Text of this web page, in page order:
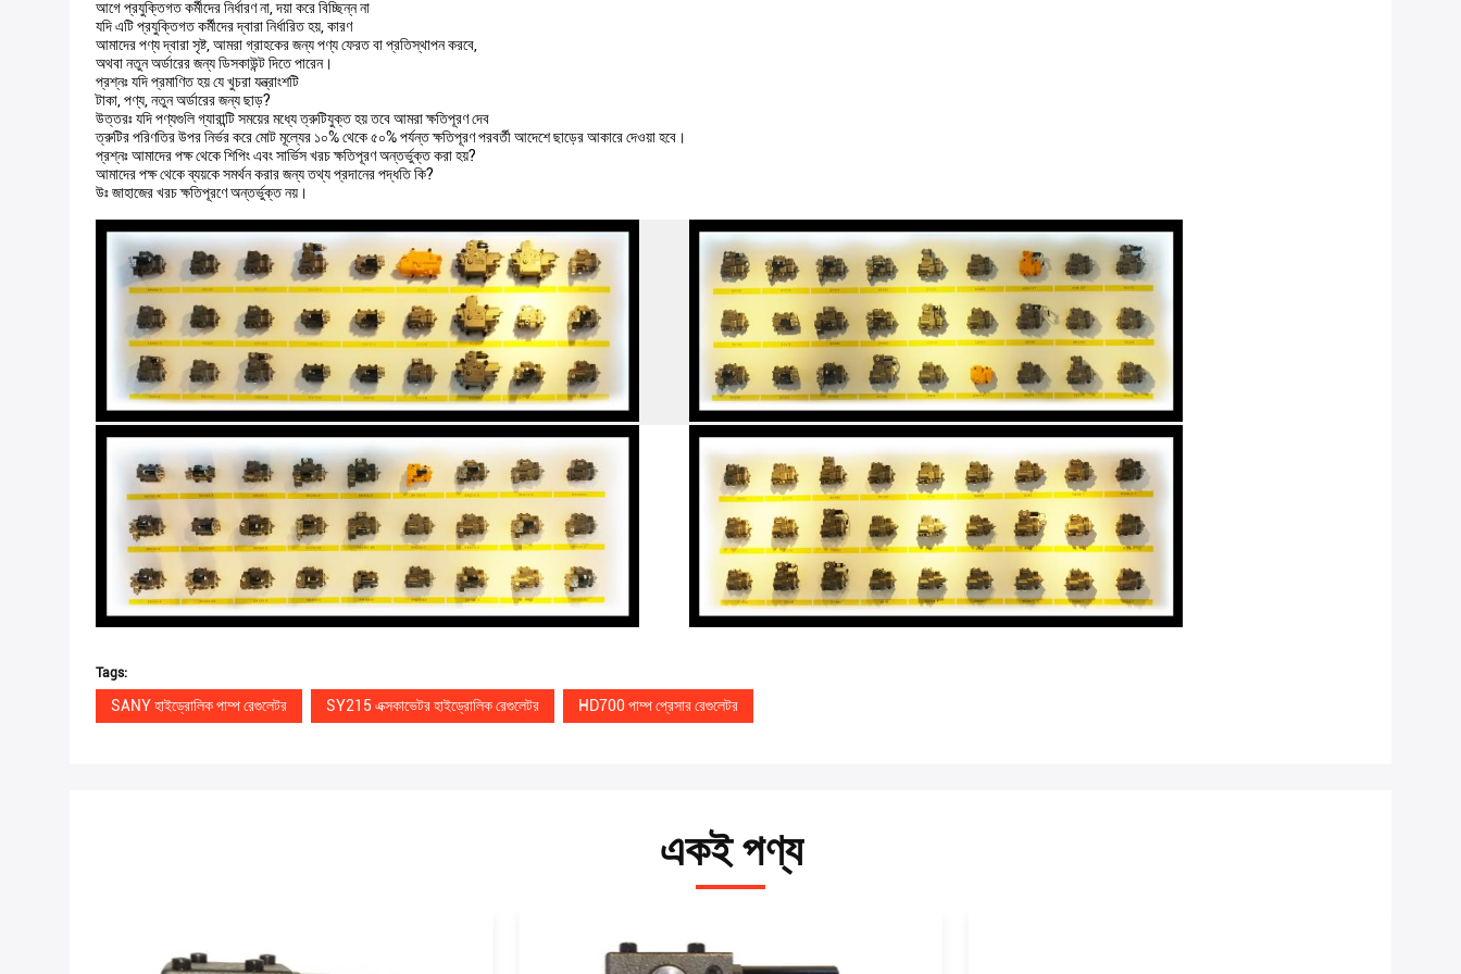
আগে প্রযুক্তিগত কর্মীদের নির্ধারণ না, দয়া করে বিচ্ছিন্ন না
যদি এটি প্রযুক্তিগত কর্মীদের দ্বারা নির্ধারিত হয়, কারণ
আমাদের পণ্য দ্বারা সৃষ্ট, আমরা গ্রাহকের জন্য পণ্য ফেরত বা প্রতিস্থাপন করবে,
অথবা নতুন অর্ডারের জন্য ডিসকাউন্ট দিতে পারেন।
প্রশ্নঃ যদি প্রমাণিত হয় যে খুচরা যন্ত্রাংশটি
টাকা, পণ্য, নতুন অর্ডারের জন্য ছাড়?
উত্তরঃ যদি পণ্যগুলি গ্যারান্টি সময়ের মধ্যে ত্রুটিযুক্ত হয় তবে আমরা ক্ষতিপূরণ দেব
ত্রুটির পরিণতির উপর নির্ভর করে মোট মূল্যের ১০% থেকে ৫০% পর্যন্ত ক্ষতিপূরণ পরবর্তী আদেশে ছাড়ের আকারে দেওয়া হবে।
প্রশ্নঃ আমাদের পক্ষ থেকে শিপিং এবং সার্ভিস খরচ ক্ষতিপূরণ অন্তর্ভুক্ত করা হয়?
আমাদের পক্ষ থেকে ব্যয়কে সমর্থন করার জন্য তথ্য প্রদানের পদ্ধতি কি?
উঃ জাহাজের খরচ ক্ষতিপূরণে অন্তর্ভুক্ত নয়।
Tags:
SANY হাইড্রোলিক পাম্প রেগুলেটর SY215 এক্সকাভেটর হাইড্রোলিক রেগুলেটর HD700 পাম্প প্রেসার রেগুলেটর
একই পণ্য